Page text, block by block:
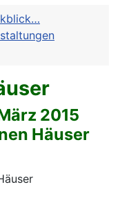
2015
Häuser